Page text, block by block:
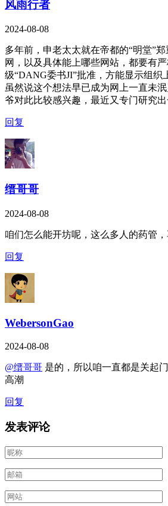
风雨行者
2024-08-08
多年前，申老太太就在帝都的“明堂”
网，以及具体能上哪些网站，都要有
级“DANG委书JI”批准，方能显示组织
虽然说这个想法早已成为网上一直未
爷对此比较感兴趣，最近又专门研究
回复
缙哥哥
2024-08-08
咱们怎么能开坊呢，这么多人的药管，
回复
WebersonGao
2024-08-08
@缙哥哥 是的，所以咱一直都是关起
高潮
回复
发表评论